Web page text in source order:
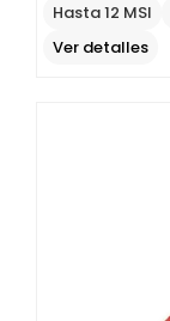
Hasta 12 MSI
Ver detalles